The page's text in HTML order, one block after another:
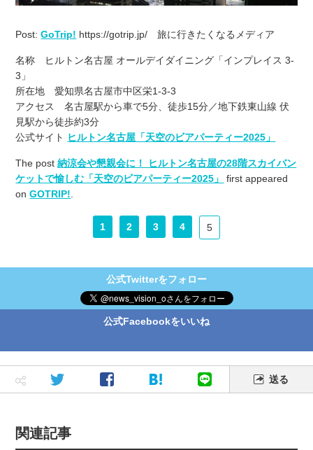
Post:GoTrip! https://gotrip.jp/ 旅に行きたくなるメディア
名称 ヒルトン名古屋 オールデイダイニング「インプレイス 3-
3」
所在地 愛知県名古屋市中区栄1-3-3
アクセス 名古屋駅から車で5分、徒歩15分／地下鉄東山線 伏
見駅から徒歩約3分
公式サイト ヒルトン名古屋「天空のビアパーティー2025」
The post納涼会や懇親会に！ ヒルトン名古屋の28階スカイバン
ケットで愉しむ「天空のビアパーティー2025」
first appeared
onGOTRIP!.
1 2 3 4 5
公式Twitterをフォロー
公式Facebookをいいね
送る
関連記事